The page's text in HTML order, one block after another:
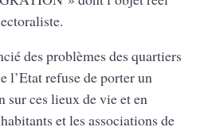
des problèmes des quartiers
l’Etat refuse de porter un
sur ces lieux de vie et en
et les associations de